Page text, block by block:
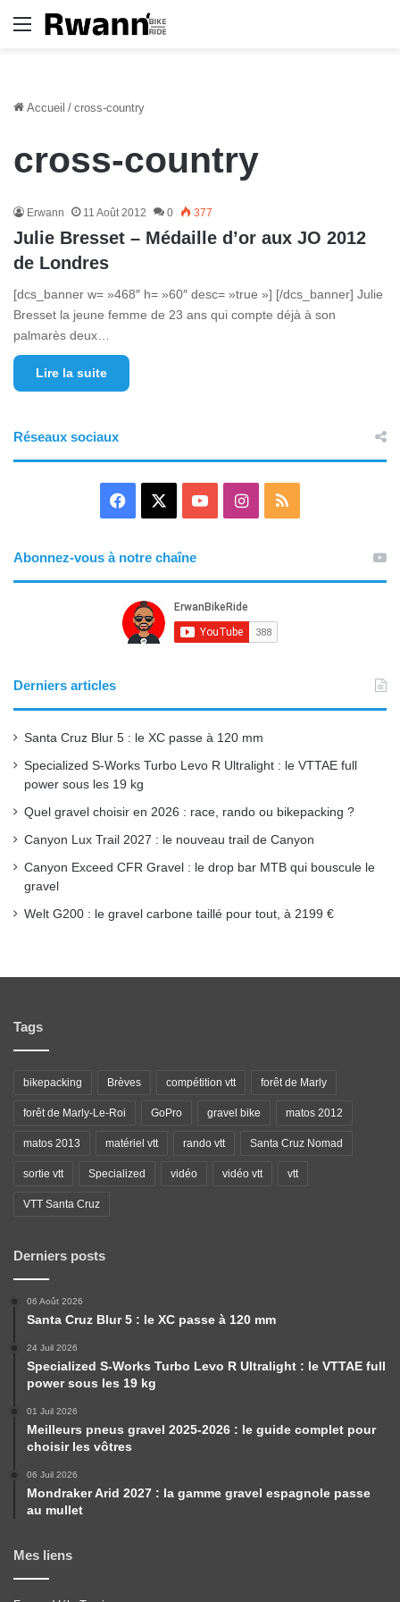
Menu
Accueil / cross-country
cross-country
Erwann 11 Août 2012 0 377
Julie Bresset – Médaille d’or aux JO 2012
de Londres
[dcs_banner w= »468″ h= »60″ desc= »true »] [/dcs_banner] Julie
Bresset la jeune femme de 23 ans qui compte déjà à son
palmarès deux…
Lire la suite
Réseaux sociaux
e
b
o
T
u
e
I
a
r
Abonnez-vous à notre chaîne
Derniers articles
Santa Cruz Blur 5 : le XC passe à 120 mm
Specialized S-Works Turbo Levo R Ultralight : le VTTAE full
power sous les 19 kg
Quel gravel choisir en 2026 : race, rando ou bikepacking ?
Canyon Lux Trail 2027 : le nouveau trail de Canyon
Canyon Exceed CFR Gravel : le drop bar MTB qui bouscule le
gravel
Welt G200 : le gravel carbone taillé pour tout, à 2199 €
Tags
bikepacking Brèves compétition vtt forêt de Marly
forêt de Marly-Le-Roi GoPro gravel bike matos 2012
matos 2013 matériel vtt rando vtt Santa Cruz Nomad
sortie vtt Specialized vidéo vidéo vtt vtt
VTT Santa Cruz
Derniers posts
06 Août 2026
Santa Cruz Blur 5 : le XC passe à 120 mm
24 Juil 2026
Specialized S-Works Turbo Levo R Ultralight : le VTTAE full
power sous les 19 kg
01 Juil 2026
Meilleurs pneus gravel 2025-2026 : le guide complet pour
choisir les vôtres
06 Juil 2026
Mondraker Arid 2027 : la gamme gravel espagnole passe
au mullet
Mes liens